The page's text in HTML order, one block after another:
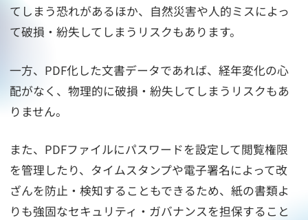
てしまう恐れがあるほか、自然災害や人的ミスによっ
て破損・紛失してしまうリスクもあります。
一方、PDF化した文書データであれば、経年変化の心
配がなく、物理的に破損・紛失してしまうリスクもあ
りません。
また、PDFファイルにパスワードを設定して閲覧権限
を管理したり、タイムスタンプや電子署名によって改
ざんを防止・検知することもできるため、紙の書類よ
りも強固なセキュリティ・ガバナンスを担保すること